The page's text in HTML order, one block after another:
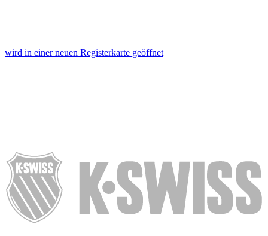
wird in einer neuen Registerkarte geöffnet